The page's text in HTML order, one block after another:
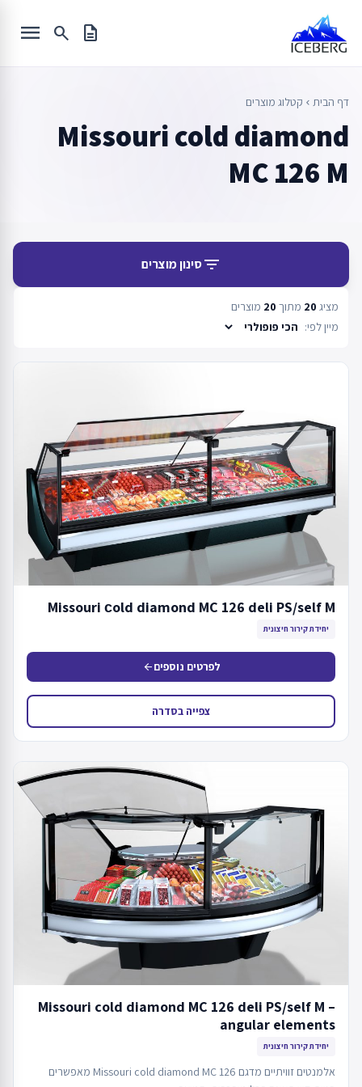
content
description
search
menu
דף הבית chevron_left קטלוג מוצרים
Missouri cold diamond
MC 126 M
filter_listסינון מוצרים
מציג 20 מתוך 20 מוצרים
מיין לפי:
Missouri сold diamond MC 126 deli PS/self M
יחידת קירור חיצונית
לפרטים נוספיםarrow_back
צפייה בסדרה
Missouri cold diamond MC 126 deli PS/self M –
angular elements
יחידת קירור חיצונית
אלמנטים זוויתיים מדגם Missouri cold diamond MC 126 מאפשרים